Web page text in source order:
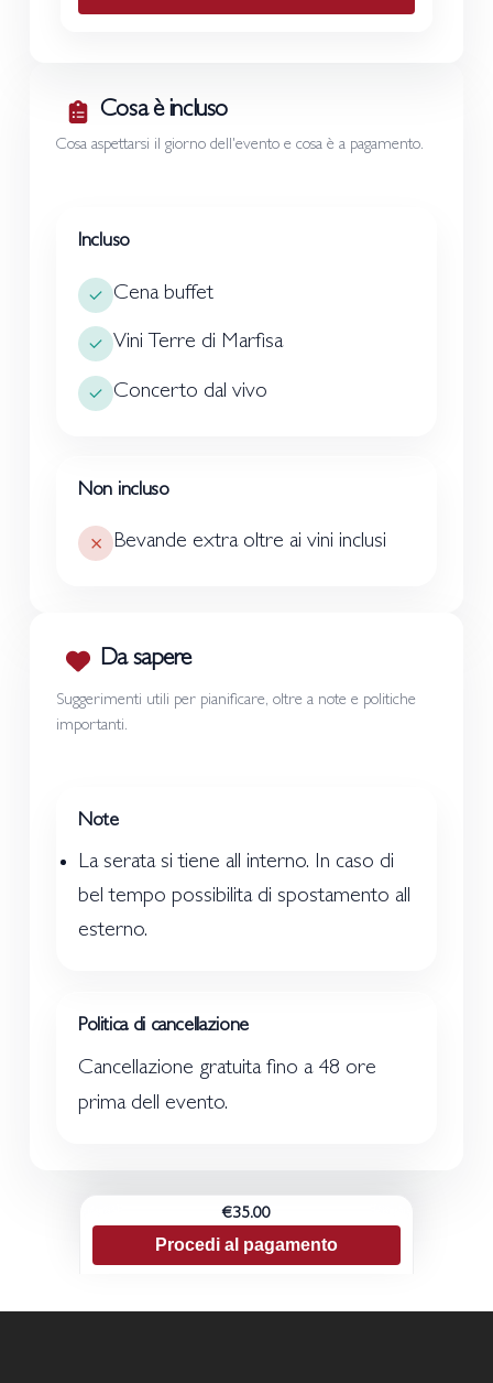
Cosa è incluso
Cosa aspettarsi il giorno dell'evento e cosa è a pagamento.
Incluso
Cena buffet
Vini Terre di Marfisa
Concerto dal vivo
Non incluso
Bevande extra oltre ai vini inclusi
Da sapere
Suggerimenti utili per pianificare, oltre a note e politiche
importanti.
Note
La serata si tiene all interno. In caso di
bel tempo possibilita di spostamento all
esterno.
Politica di cancellazione
Cancellazione gratuita fino a 48 ore
prima dell evento.
€35.00
Procedi al pagamento